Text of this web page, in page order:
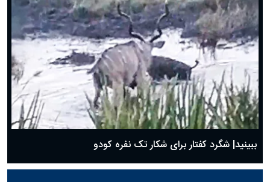
ببینید| شگرد کفتار برای شکار تک نفره کودو